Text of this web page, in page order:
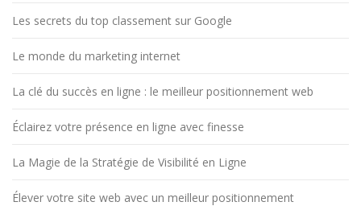
Les secrets du top classement sur Google
Le monde du marketing internet
La clé du succès en ligne : le meilleur positionnement web
Éclairez votre présence en ligne avec finesse
La Magie de la Stratégie de Visibilité en Ligne
Élever votre site web avec un meilleur positionnement